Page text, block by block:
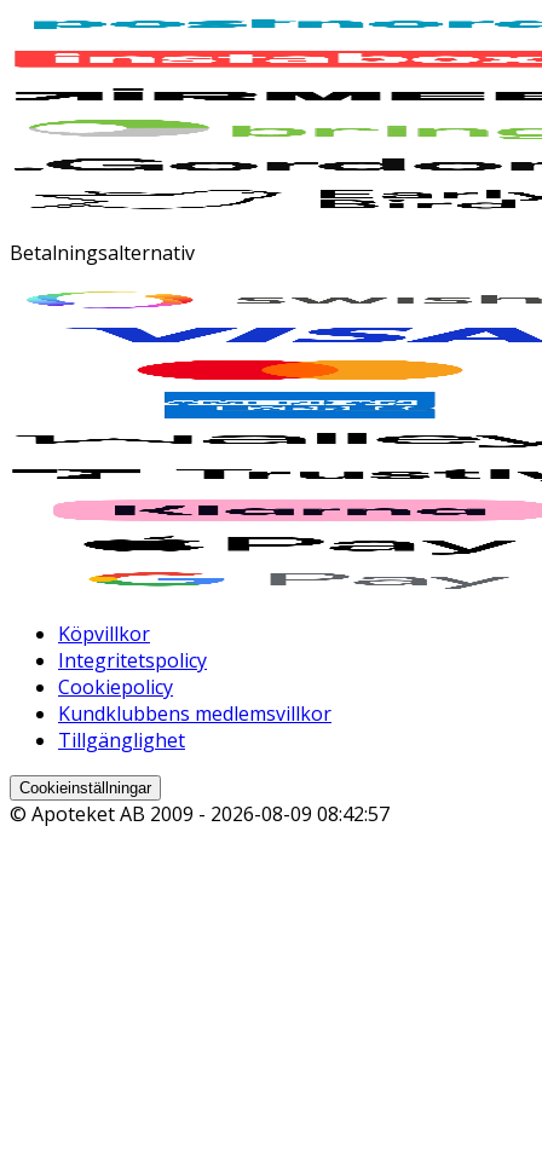
Betalningsalternativ
Köpvillkor
Integritetspolicy
Cookiepolicy
Kundklubbens medlemsvillkor
Tillgänglighet
Cookieinställningar
© Apoteket AB 2009 - 2026-08-09 08:42:57